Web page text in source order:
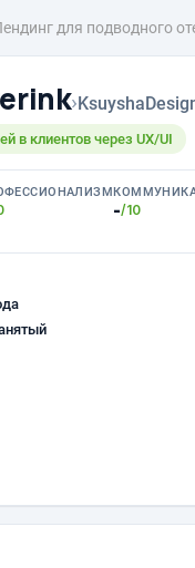
для подводного
›
в клиентов через UX/UI
-/10